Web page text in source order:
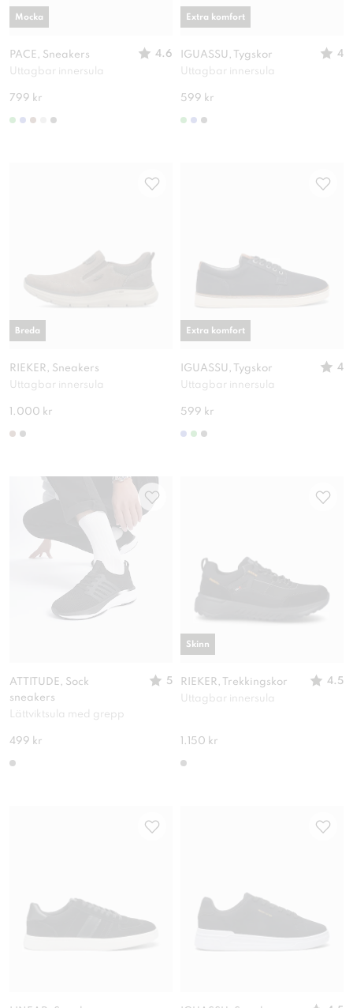
PACE, Sneakers
4.6
Uttagbar innersula
799 kr
Mocka
IGUASSU, Tygskor
4
Uttagbar innersula
599 kr
Extra komfort
RIEKER, Sneakers
Uttagbar innersula
1.000 kr
Breda
IGUASSU, Tygskor
4
Uttagbar innersula
599 kr
Extra komfort
ATTITUDE, Sock
sneakers
5
Lättviktsula med grepp
499 kr
RIEKER, Trekkingskor
4.5
Uttagbar innersula
1.150 kr
Skinn